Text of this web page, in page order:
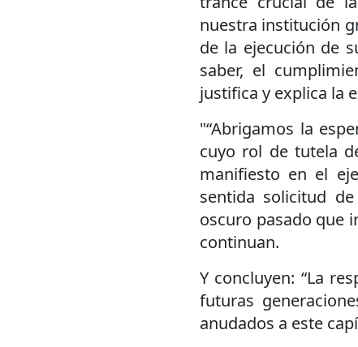
nuestra institución
de la ejecución de
saber, el
justifica y explica la
"“Abrigamos la
cuyo rol de tutela
manifiesto en el
sentida solicitud
oscuro pasado que
continuan.
Y concluyen: “La
futuras
anudados a este